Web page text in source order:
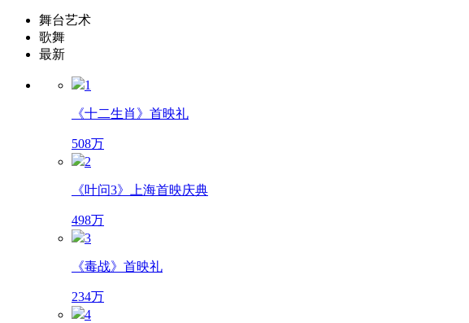
舞台艺术
歌舞
最新
1
《十二生肖》首映礼
508万
2
《叶问3》上海首映庆典
498万
3
《毒战》首映礼
234万
4